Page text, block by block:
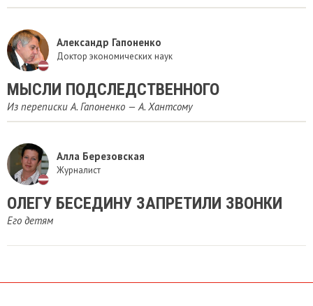
Александр Гапоненко
Доктор экономических наук
МЫСЛИ ПОДСЛЕДСТВЕННОГО
Из переписки А. Гапоненко — А. Хантсому
Алла Березовская
Журналист
ОЛЕГУ БЕСЕДИНУ ЗАПРЕТИЛИ ЗВОНКИ
Его детям